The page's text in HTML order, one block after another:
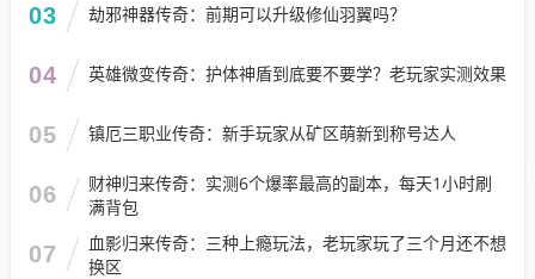
03 劫邪神器传奇：前期可以升级修仙羽翼吗？
04 英雄微变传奇：护体神盾到底要不要学？老玩家实测效果
05 镇厄三职业传奇：新手玩家从矿区萌新到称号达人
06
财神归来传奇：实测6个爆率最高的副本，每天1小时刷
满背包
07
血影归来传奇：三种上瘾玩法，老玩家玩了三个月还不想
换区